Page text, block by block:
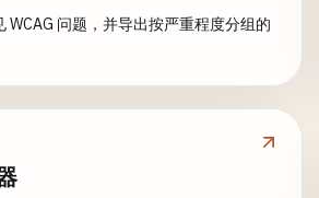
WCAG 问题，并导出按严重程度分组的